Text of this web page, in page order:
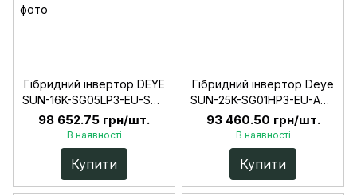
Гібридний інвертор DEYE
SUN-16K-SG05LP3-EU-SM2
16KW 48V 2 MPPT Wi-Fi
220/380V Трифазний
98 652.75 грн/шт.
В наявності
Купити
Гібридний інвертор Deye
SUN-25K-SG01HP3-EU-АM2
(Високовольтний)
93 460.50 грн/шт.
В наявності
Купити